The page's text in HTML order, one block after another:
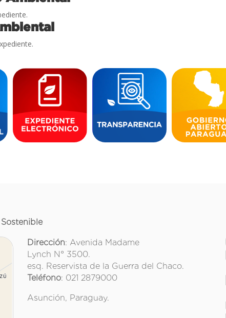
Dirección: Avenida Madame
Lynch N° 3500.
esq. Reservista de la Guerra del Chaco.
Teléfono: 021 2879000
Asunción, Paraguay.